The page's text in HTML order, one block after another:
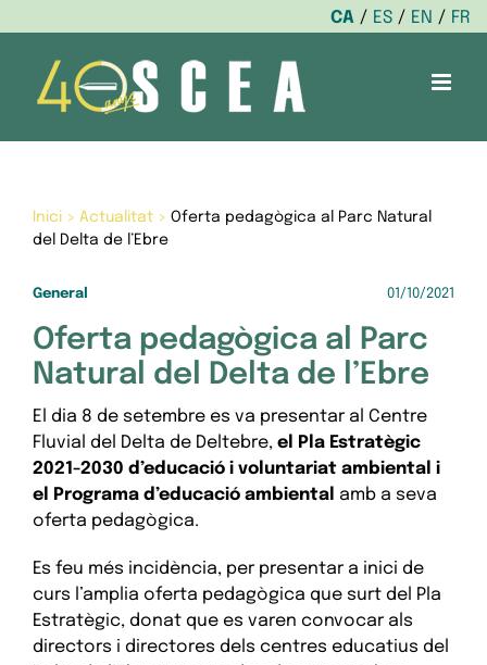
CA ES EN
FR
content
Inici> Actualitat> Oferta pedagògica al Parc Natural
del Delta de l’Ebre
General 01/10/2021
Oferta pedagògica al Parc
Natural del Delta de l’Ebre
El dia 8 de setembre es va presentar al Centre
Fluvial del Delta de Deltebre, el Pla Estratègic
2021-2030 d’educació i voluntariat ambiental i
el Programa d’educació ambiental amb a seva
oferta pedagògica.
Es feu més incidència, per presentar a inici de
curs l’amplia oferta pedagògica que surt del Pla
Estratègic, donat que es varen convocar als
directors i directores dels centres educatius del